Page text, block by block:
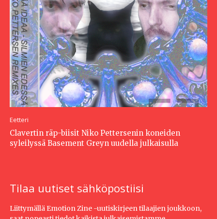
Eetteri
Clavertin räp-biisit Niko Pettersenin koneiden
syleilyssä Basement Greyn uudella julkaisulla
Tilaa uutiset sähköpostiisi
Liittymällä Emotion Zine -uutiskirjeen tilaajien joukkoon,